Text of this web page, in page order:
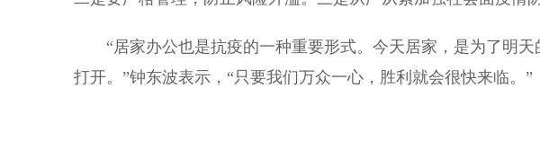
“居家办公也是抗疫的一种重要形式。今天居家，是为了明天
打开。”钟东波表示，“只要我们万众一心，胜利就会很快来临。”